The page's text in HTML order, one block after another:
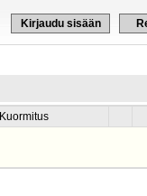
Kirjaudu sisään
Kuormitus